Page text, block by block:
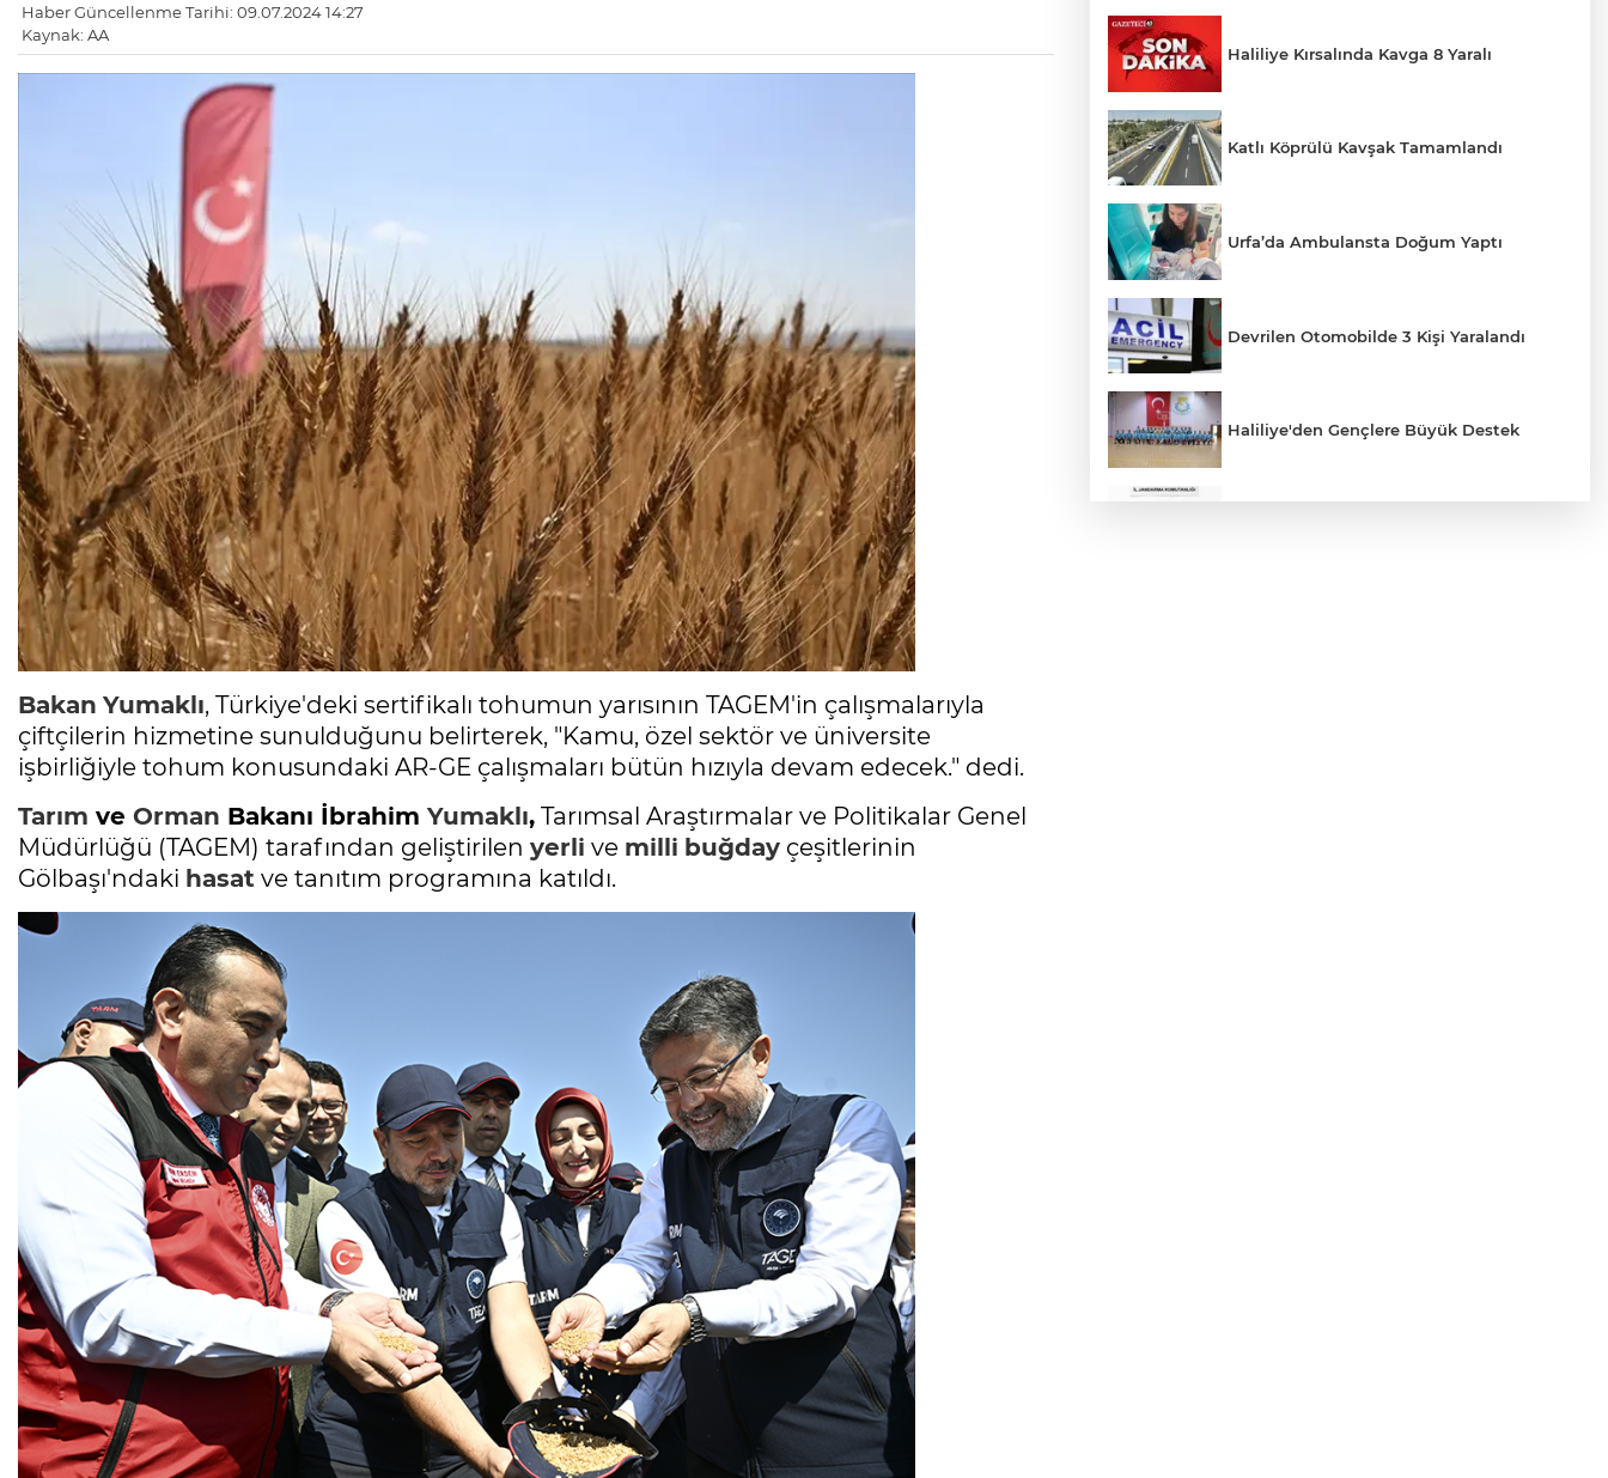
Haber Güncellenme Tarihi: 09.07.2024 14:27
Kaynak: AA
Bakan Yumaklı, Türkiye'deki sertifikalı tohumun yarısının TAGEM'in çalışmalarıyla
çiftçilerin hizmetine sunulduğunu belirterek, "Kamu, özel sektör ve üniversite
işbirliğiyle tohum konusundaki AR-GE çalışmaları bütün hızıyla devam edecek." dedi.
Tarım ve Orman Bakanı İbrahim Yumaklı, Tarımsal Araştırmalar ve Politikalar Genel
Müdürlüğü (TAGEM) tarafından geliştirilen yerli ve milli buğday çeşitlerinin
Gölbaşı'ndaki hasat ve tanıtım programına katıldı.
Haliliye Kırsalında Kavga 8 Yaralı
Katlı Köprülü Kavşak Tamamlandı
Urfa’da Ambulansta Doğum Yaptı
Devrilen Otomobilde 3 Kişi Yaralandı
Haliliye'den Gençlere Büyük Destek